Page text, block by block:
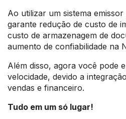
Ao utilizar um sistema
garante redução de custo de
custo de armazenagem de
aumento de confiabilidade na
Além disso, agora você pode
velocidade, devido a
vendas e financeiro.
Tudo em um só lugar!